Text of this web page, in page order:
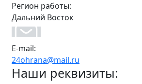
Регион работы:
Дальний Восток
E-mail:
24ohrana@mail.ru
Наши реквизиты: